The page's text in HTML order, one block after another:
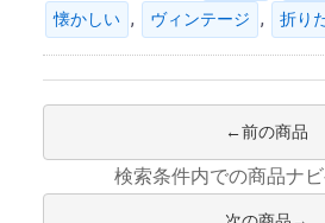
懐かしい , ヴィンテージ , 折り
前の商品
検索条件内での商品ナ